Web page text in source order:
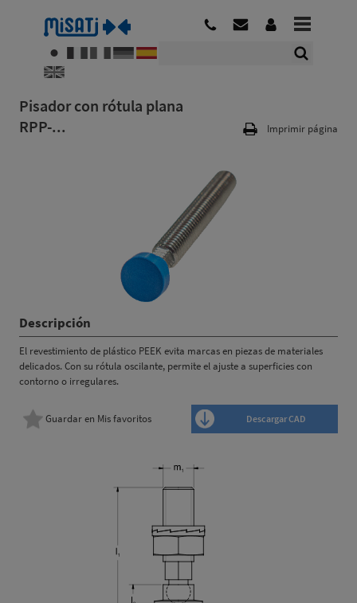
Pisador con rótula plana
RPP-...
Imprimir página
Descripción
El revestimiento de plástico PEEK evita marcas en piezas de materiales
delicados. Con su rótula oscilante, permite el ajuste a superficies con
contorno o irregulares.
Descargar CAD
Guardar en Mis favoritos